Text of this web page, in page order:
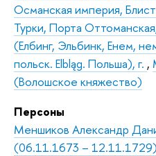
Османская империя,
Турки, Порта
(Елбинг, Эльбинк, Eнем,
польск. Elbląg. Польша), г. ,
(Волошское княжество)
Персоны
Меншиков Александр
(06.11.1673 – 12.11.1729)